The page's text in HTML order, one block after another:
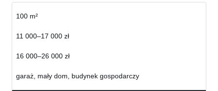
100 m²
11 000–17 000 zł
16 000–26 000 zł
garaż, mały dom, budynek gospodarczy